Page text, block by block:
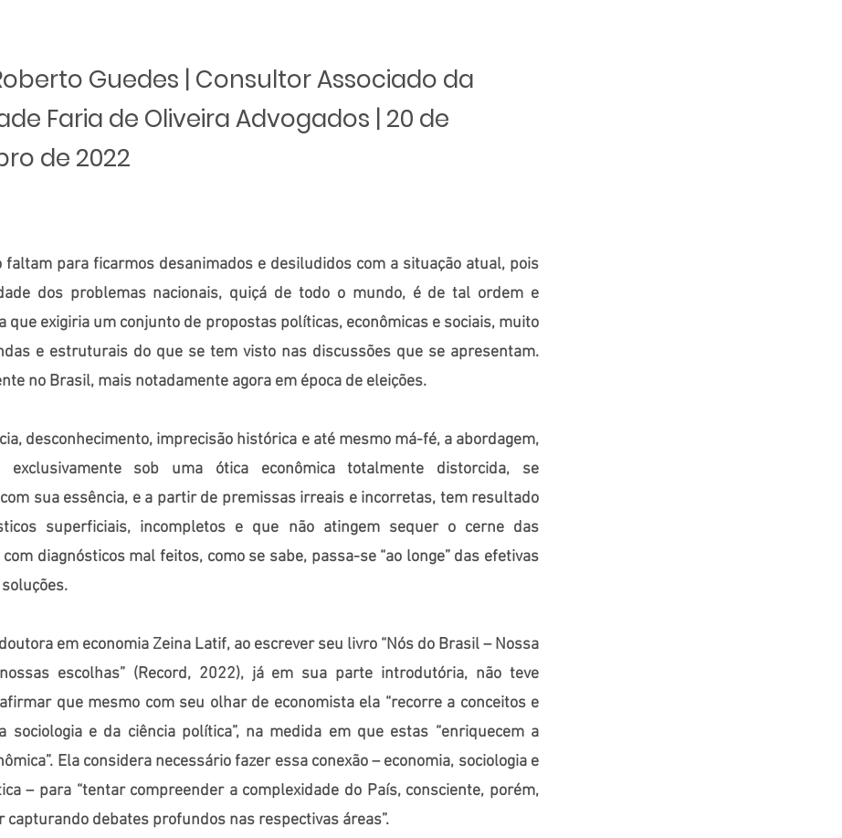
Guedes | Consultor Associado da
Faria de Oliveira Advogados | 20 de
de 2022
faltam para ficarmos desanimados e desiludidos com a situação atual, pois
dos problemas nacionais, quiçá de todo o mundo, é de tal ordem e
que exigiria um conjunto de propostas políticas, econômicas e sociais, muito
e estruturais do que se tem visto nas discussões que se apresentam.
no Brasil, mais notadamente agora em época de eleições.
desconhecimento, imprecisão histórica e até mesmo má-fé, a abordagem,
exclusivamente sob uma ótica econômica totalmente distorcida, se
sua essência, e a partir de premissas irreais e incorretas, tem resultado
superficiais, incompletos e que não atingem sequer o cerne das
diagnósticos mal feitos, como se sabe, passa-se “ao longe” das efetivas
em economia Zeina Latif, ao escrever seu livro “Nós do Brasil – Nossa
escolhas” (Record, 2022), já em sua parte introdutória, não teve
que mesmo com seu olhar de economista ela “recorre a conceitos e
sociologia e da ciência política”, na medida em que estas “enriquecem a
Ela considera necessário fazer essa conexão – economia, sociologia e
– para “tentar compreender a complexidade do País, consciente, porém,
capturando debates profundos nas respectivas áreas”.